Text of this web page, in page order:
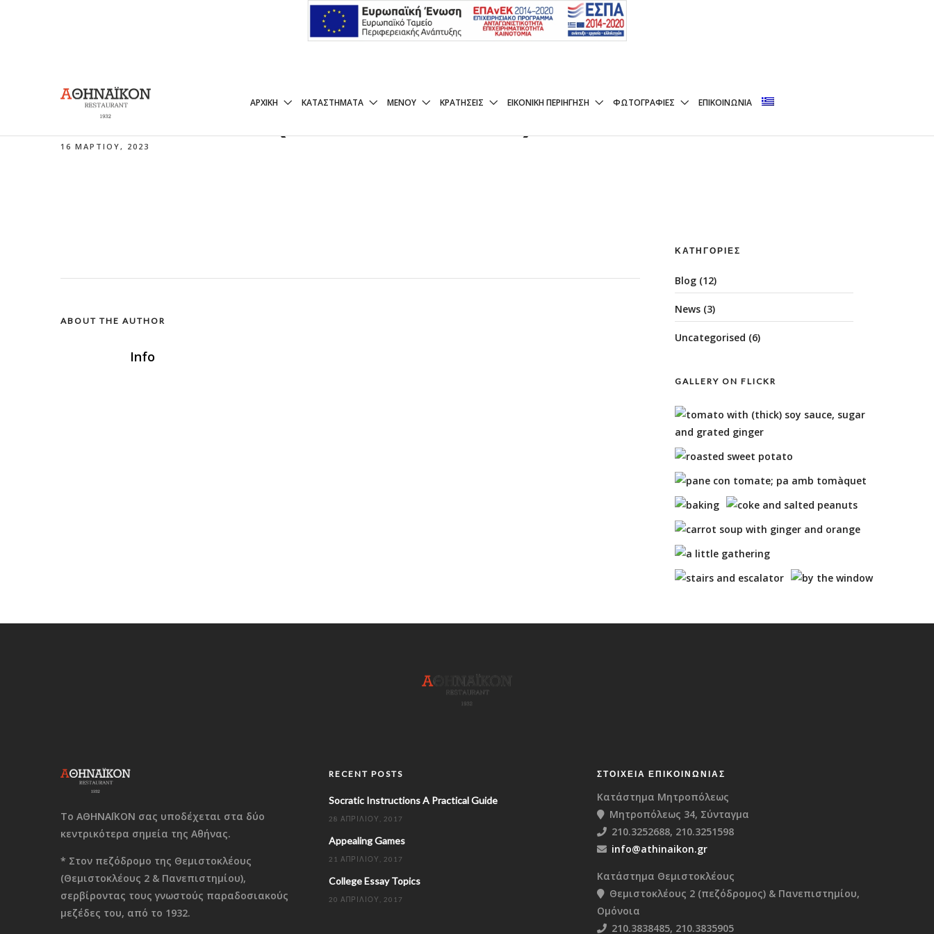
ΑΡΧΙΚΉ ΚΑΤΑΣΤΉΜΑΤΑ ΜΕΝΟΥ ΚΡΑΤΉΣΕΙΣ ΕΙΚΟΝΙΚΉ ΠΕΡΙΉΓΗΣΗ ΦΩΤΟΓΡΑΦΊΕΣ ΕΠΙΚΟΙΝΩΝΊΑ
ΣΚΟΡΔΑΛΙΆ (ΑΠΌ ΠΑΤΆΤΑ)
16 ΜΑΡΤΊΟΥ, 2023
ABOUT THE AUTHOR
Info
ΚΑΤΗΓΟΡΊΕΣ
Blog (12)
News (3)
Uncategorised (6)
GALLERY ON FLICKR
Το ΑΘΗΝΑΪΚΟΝ σας υποδέχεται στα δύο
κεντρικότερα σημεία της Αθήνας.
* Στον πεζόδρομο της Θεμιστοκλέους
(Θεμιστοκλέους 2 & Πανεπιστημίου),
σερβίροντας τους γνωστούς παραδοσιακούς
μεζέδες του, από το 1932.
RECENT POSTS
Socratic Instructions A Practical Guide
28 ΑΠΡΙΛΊΟΥ, 2017
Appealing Games
21 ΑΠΡΙΛΊΟΥ, 2017
College Essay Topics
20 ΑΠΡΙΛΊΟΥ, 2017
ΣΤΟΙΧΕΊΑ ΕΠΙΚΟΙΝΩΝΊΑΣ
Κατάστημα Μητροπόλεως
Μητροπόλεως 34, Σύνταγμα
210.3252688, 210.3251598
info@athinaikon.gr
Κατάστημα Θεμιστοκλέους
Θεμιστοκλέους 2 (πεζόδρομος) & Πανεπιστημίου,
Ομόνοια
210.3838485, 210.3835905